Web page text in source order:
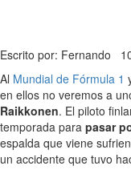
Escrito por: Fernando
Al Mundial de Fórmula 1
en ellos no veremos a
Raikkonen. El piloto
temporada para pasar
espalda que viene
un accidente que tuvo